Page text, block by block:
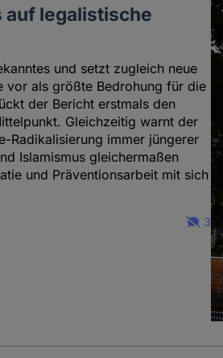
auf legalistische
und setzt zugleich neue
vor als größte Bedrohung für die
der Bericht erstmals den
Gleichzeitig warnt der
Radikalisierung immer jüngerer
Islamismus gleichermaßen
und Präventionsarbeit mit sich
3